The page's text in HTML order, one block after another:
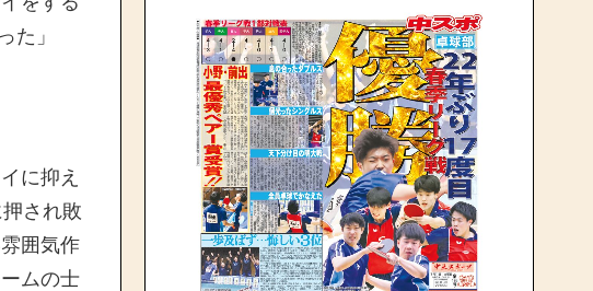
た」
に抑え
され敗
囲気作
ムの士